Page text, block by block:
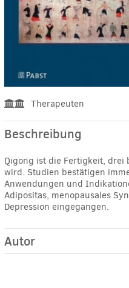
Therapeuten
Beschreibung
Qigong ist die Fertigkeit, drei
wird. Studien bestätigen
Anwendungen und
Adipositas, menopausales
Depression eingegangen.
Autor